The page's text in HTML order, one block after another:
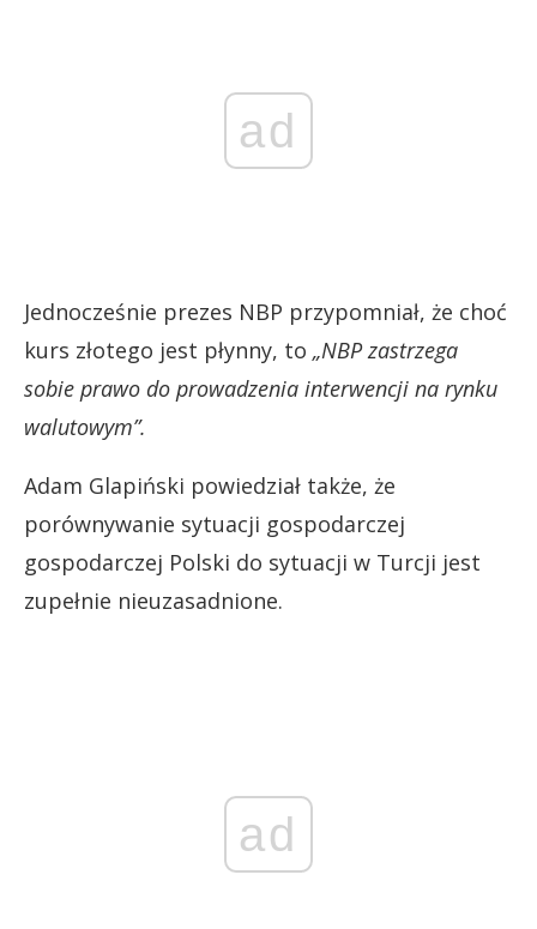
ad
Jednocześnie prezes NBP przypomniał, że choć
kurs złotego jest płynny, to „NBP zastrzega
sobie prawo do prowadzenia interwencji na rynku
walutowym”.
Adam Glapiński powiedział także, że
porównywanie sytuacji gospodarczej
gospodarczej Polski do sytuacji w Turcji jest
zupełnie nieuzasadnione.
ad